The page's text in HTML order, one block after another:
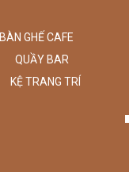
BÀN GHẾ CAFE
QUẦY BAR
KỆ TRANG TRÍ